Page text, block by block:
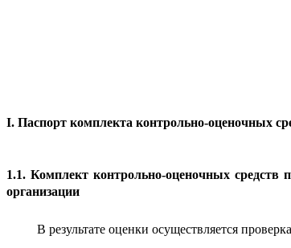
I. Паспорт комплекта контрольно-оценочных
1.1. Комплект контрольно-оценочных средств
организации
В результате оценки осуществляется